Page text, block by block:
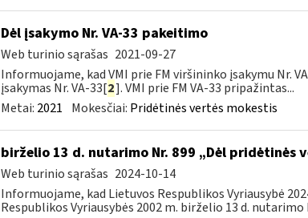
Dėl įsakymo Nr. VA-33 pakeitimo
Web turinio sąrašas 2021-09-27
Informuojame, kad VMI prie FM viršininko įsakymu Nr.
įsakymas Nr. VA-33[2]. VMI prie FM VA-33 pripažintas...
Metai: 2021 Mokesčiai: Pridėtinės vertės mokestis
birželio 13 d. nutarimo Nr. 899 „Dėl pridėtinės
Web turinio sąrašas 2024-10-14
Informuojame, kad Lietuvos Respublikos Vyriausybė
Respublikos Vyriausybės 2002 m. birželio 13 d.